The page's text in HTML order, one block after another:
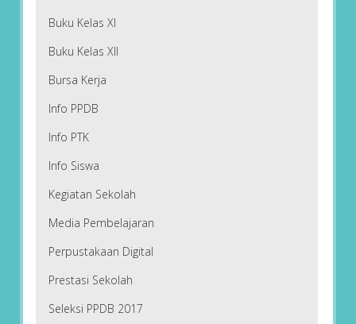
Buku Kelas XI
Buku Kelas XII
Bursa Kerja
Info PPDB
Info PTK
Info Siswa
Kegiatan Sekolah
Media Pembelajaran
Perpustakaan Digital
Prestasi Sekolah
Seleksi PPDB 2017